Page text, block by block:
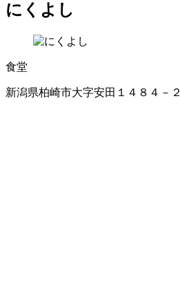
にくよし
食堂
新潟県柏崎市大字安田１４８４－２